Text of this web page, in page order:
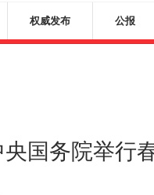
权威发布 公报
央国务院举行